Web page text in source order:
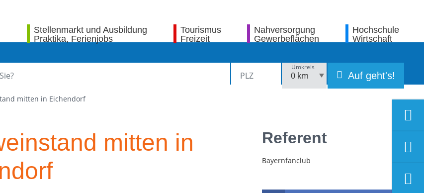
Stellenmarkt und Ausbildung
Praktika, Ferienjobs
Tourismus
Freizeit
Nahversorgung
Gewerbeflächen
Hochschule
Wirtschaft
Umkreis
Auf geht's!
mitten in Eichendorf
mitten in
Referent
Bayernfanclub